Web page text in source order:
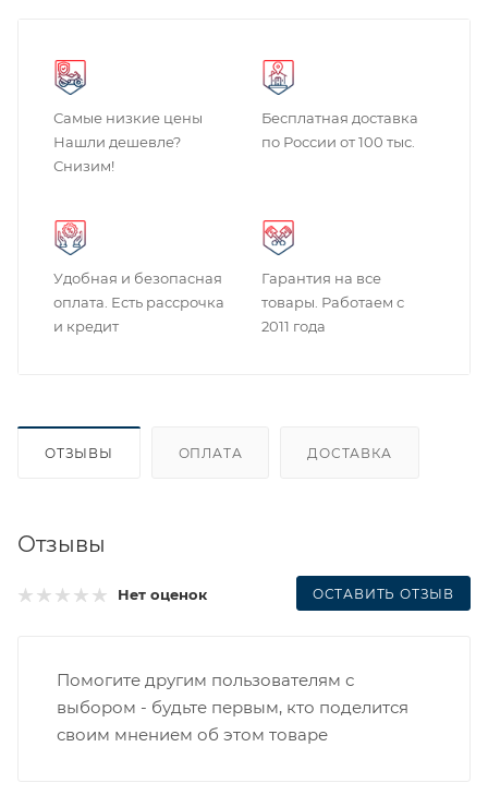
Самые низкие цены
Нашли дешевле?
Снизим!
Бесплатная доставка
по России от 100 тыс.
Удобная и безопасная
оплата. Есть рассрочка
и кредит
Гарантия на все
товары. Работаем с
2011 года
ОТЗЫВЫ ОПЛАТА ДОСТАВКА
Отзывы
Нет оценок ОСТАВИТЬ ОТЗЫВ
Помогите другим пользователям с
выбором - будьте первым, кто поделится
своим мнением об этом товаре